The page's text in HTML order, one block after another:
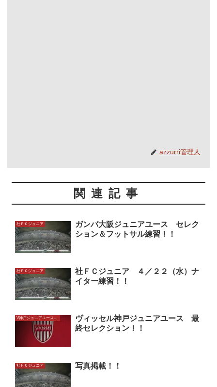
azzurri管理人
関連記事
社ＦＣジュニア
ガンバ大阪ジュニアユース セレク
ション＆フットサル練習！！
社ＦＣジュニア
社ＦＣジュニア ４／２２（水）ナ
イター練習！！
V神戸ジュニアユースU13
ヴィッセル神戸ジュニアユース 最
終セレクション！！
社ＦＣジュニア 写真掲載！！